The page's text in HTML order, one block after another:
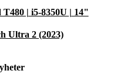
| i5-8350U | 14"
Ultra 2 (2023)